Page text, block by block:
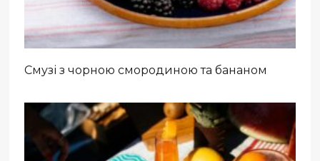
Смузі з чорною смородиною та бананом